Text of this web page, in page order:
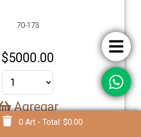
70-173
$5000.00
Agregar
0 Art - Total: $0.00